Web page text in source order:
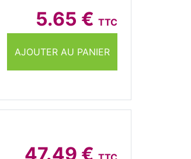
5.65 € TTC
AJOUTER AU PANIER
47.49 €